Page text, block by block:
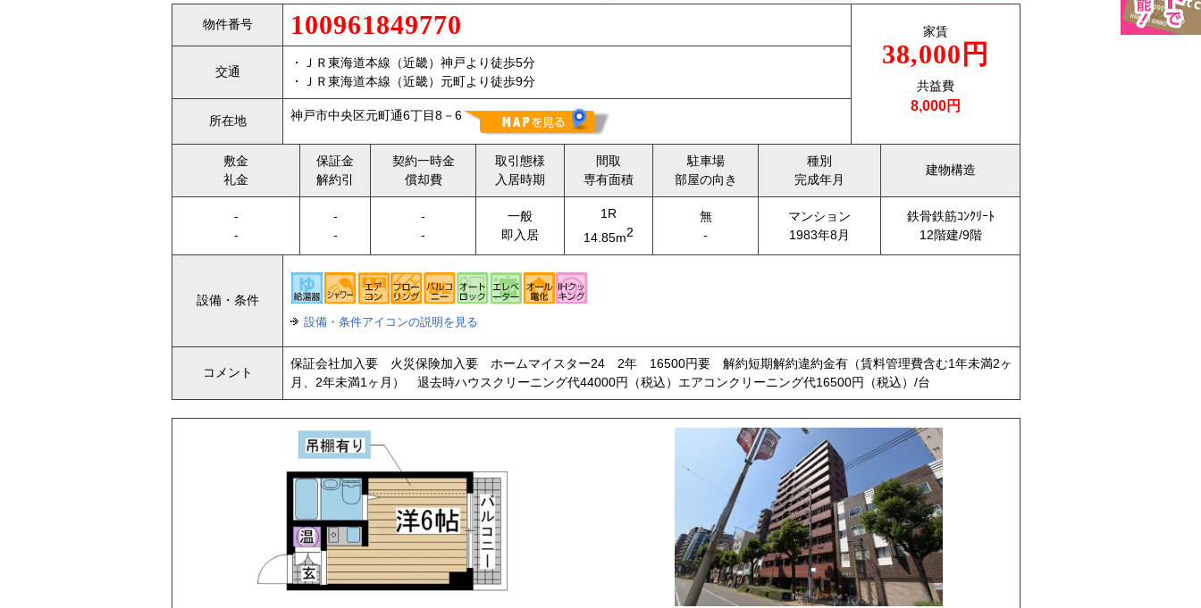
物件番号 100961849770 家賃
38,000円
共益費
8,000円
交通
・ＪＲ東海道本線（近畿）神戸より徒歩5分
・ＪＲ東海道本線（近畿）元町より徒歩9分
所在地 神戸市中央区元町通6丁目8－6
敷金
礼金
保証金
解約引
契約一時金
償却費
取引態様
入居時期
間取
専有面積
駐車場
部屋の向き
種別
完成年月
建物構造
-
-
-
-
-
-
一般
即入居
1R
14.85m2
無
-
マンション
1983年8月
鉄骨鉄筋ｺﾝｸﾘｰﾄ
12階建/9階
設備・条件
設備・条件アイコンの説明を見る
コメント
保証会社加入要 火災保険加入要 ホームマイスター24 2年 16500円要 解約短期解約違約金有（賃料管理費含む1年未満2ヶ
月、2年未満1ヶ月） 退去時ハウスクリーニング代44000円（税込）エアコンクリーニング代16500円（税込）/台